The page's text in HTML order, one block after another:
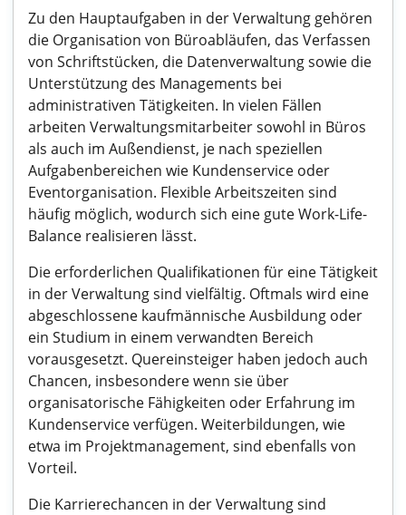
Zu den Hauptaufgaben in der Verwaltung gehören
die Organisation von Büroabläufen, das Verfassen
von Schriftstücken, die Datenverwaltung sowie die
Unterstützung des Managements bei
administrativen Tätigkeiten. In vielen Fällen
arbeiten Verwaltungsmitarbeiter sowohl in Büros
als auch im Außendienst, je nach speziellen
Aufgabenbereichen wie Kundenservice oder
Eventorganisation. Flexible Arbeitszeiten sind
häufig möglich, wodurch sich eine gute Work-Life-
Balance realisieren lässt.
Die erforderlichen Qualifikationen für eine Tätigkeit
in der Verwaltung sind vielfältig. Oftmals wird eine
abgeschlossene kaufmännische Ausbildung oder
ein Studium in einem verwandten Bereich
vorausgesetzt. Quereinsteiger haben jedoch auch
Chancen, insbesondere wenn sie über
organisatorische Fähigkeiten oder Erfahrung im
Kundenservice verfügen. Weiterbildungen, wie
etwa im Projektmanagement, sind ebenfalls von
Vorteil.
Die Karrierechancen in der Verwaltung sind